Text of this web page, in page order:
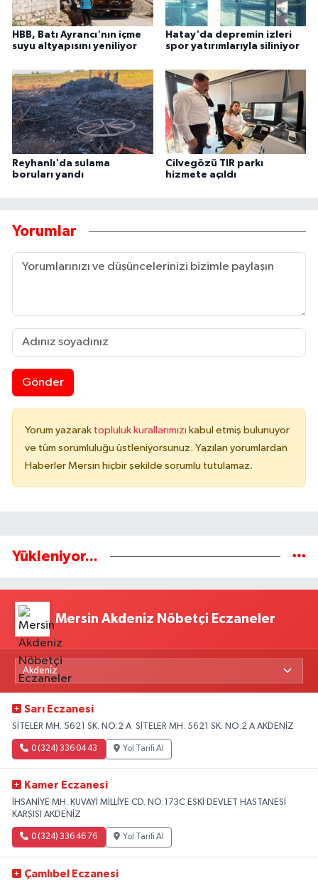
HBB, Batı Ayrancı'nın içme
suyu altyapısını yeniliyor
Hatay'da depremin izleri
spor yatırımlarıyla siliniyor
Reyhanlı'da sulama
boruları yandı
Cilvegözü TIR parkı
hizmete açıldı
Yorumlar
Gönder
Yorum yazarak topluluk kurallarımızı kabul etmiş bulunuyor
ve tüm sorumluluğu üstleniyorsunuz. Yazılan yorumlardan
Haberler Mersin hiçbir şekilde sorumlu tutulamaz.
Yükleniyor...
Mersin Akdeniz Nöbetçi Eczaneler
Sarı Eczanesi
SİTELER MH. 5621 SK. NO:2 A SİTELER MH. 5621 SK. NO:2 A AKDENİZ
0 (324) 336 04 43 Yol Tarifi Al
Kamer Eczanesi
İHSANİYE MH. KUVAYİ MİLLİYE CD. NO:173C ESKİ DEVLET HASTANESİ
KARŞISI AKDENİZ
0 (324) 336 46 76 Yol Tarifi Al
Çamlıbel Eczanesi